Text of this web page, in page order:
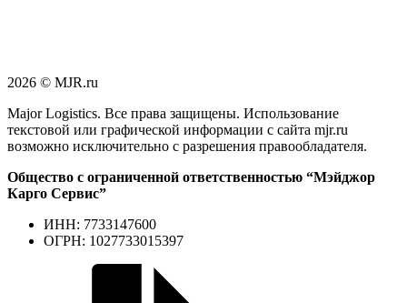
2026 © MJR.ru
Major Logistics. Все права защищены. Использование
текстовой или графической информации с сайта mjr.ru
возможно исключительно с разрешения правообладателя.
Общество с ограниченной ответственностью “Мэйджор
Карго Сервис”
ИНН: 7733147600
ОГРН: 1027733015397